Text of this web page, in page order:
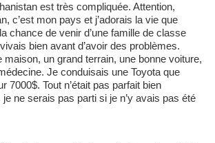
est très compliquée. Attention,
c’est mon pays et j’adorais la vie que
chance de venir d’une famille de classe
bien avant d’avoir des problèmes.
maison, un grand terrain, une bonne voiture,
Je conduisais une Toyota que
7000$. Tout n’était pas parfait bien
ne serais pas parti si je n’y avais pas été